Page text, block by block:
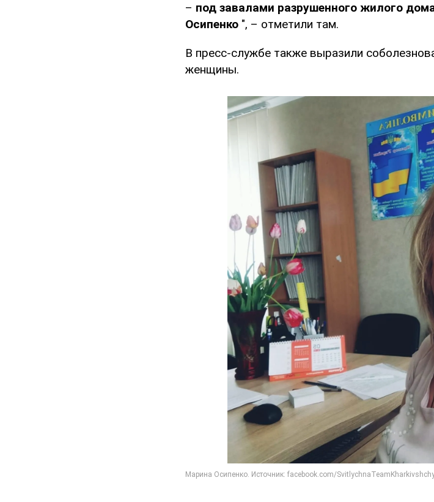
– под завалами разрушенного жилого
Осипенко ", – отметили там.
В пресс-службе также выразили
женщины.